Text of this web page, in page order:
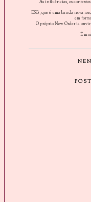
As influências, os
ESG, que é uma banda nova
em
O próprio New Order ia ouvir
É